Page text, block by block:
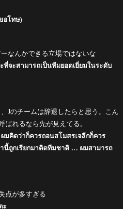
อโทษ)
なんかできる立場ではないな
ที่จะสามารถเป็นทีมยอดเยี่ยมในระดับ
Jのチームは辞退したらと思う。こん
ばれるなら先が見えてる。
มคิดว่าก็ควรถอนสโมสรเจลีกก็ควร
นี้ถูกเรียกมาติดทีมชาติ … ผมสามารถ
点が多すぎる
ะ